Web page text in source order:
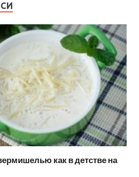
как в детстве на